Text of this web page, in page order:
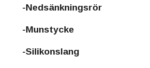
-Nedsänkningsrör
-Munstycke
-Silikonslang